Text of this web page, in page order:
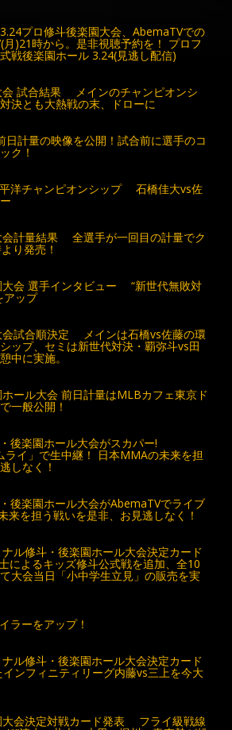
プロ修斗後楽園大会、AbemaTVでの
月)21時から。是非視聴予約を！ プロフ
戦後楽園ホール 3.24(見逃し配信)
会 試合結果 メインのチャンピオンシ
決とも大熱戦の末、ドローに
計量の映像を公開！試合前に選手のコ
ク！
平洋チャンピオンシップ 石橋佳大vs佐
会計量結果 全選手が一回目の計量でク
り発売！
大会 選手インタビュー “新世代無敗対
アップ
会試合順決定 メインは石橋vs佐藤の環
ップ、セミは新世代対決・覇弥斗vs田
中に実施。
ール大会 前日計量はMLBカフェ東京ド
一般公開！
後楽園ホール大会がスカパー!
ライ」で生中継！ 日本MMAの未来を担
しなく！
後楽園ホール大会がAbemaTVでライブ
来を担う戦いを是非、お見逃しなく！
ル修斗・後楽園ホール大会決定カード
よるキッズ修斗公式戦を追加、全10
大会当日「小中学生立見」の販売を実
ラーをアップ！
ル修斗・後楽園ホール大会決定カード
ンフィニティリーグ内藤vs三上を今大
大会決定対戦カード発表 フライ級戦線